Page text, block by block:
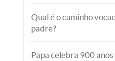
Qual é o caminho
padre?
Papa celebra 900